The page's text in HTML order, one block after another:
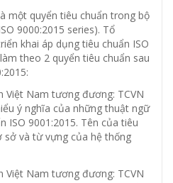
một quyển tiêu chuẩn trong bộ
9000:2015 series). Tổ
khai áp dụng tiêu chuẩn ISO
theo 2 quyển tiêu chuẩn sau
Việt Nam tương đương: TCVN
ý nghĩa của những thuật ngữ
ISO 9001:2015. Tên của tiêu
sở và từ vựng của hệ thống
Việt Nam tương đương: TCVN